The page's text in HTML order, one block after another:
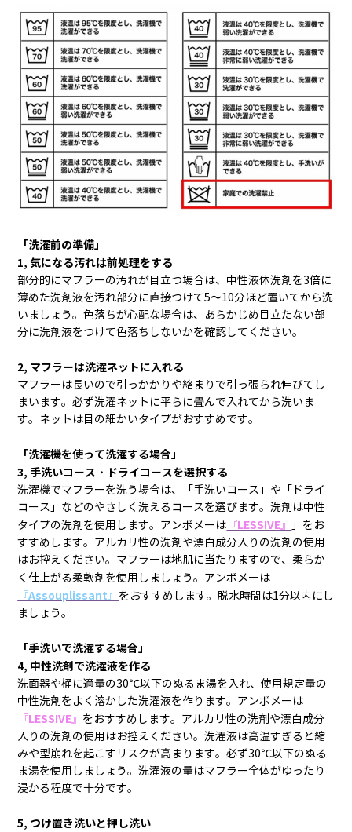
「洗濯前の準備」
1, 気になる汚れは前処理をする
部分的にマフラーの汚れが目立つ場合は、中性液体洗剤を3倍に
薄めた洗剤液を汚れ部分に直接つけて5〜10分ほど置いてから洗
いましょう。色落ちが心配な場合は、あらかじめ目立たない部
分に洗剤液をつけて色落ちしないかを確認してください。
2, マフラーは洗濯ネットに入れる
マフラーは長いので引っかかりや絡まりで引っ張られ伸びてし
まいます。必ず洗濯ネットに平らに畳んで入れてから洗いま
す。ネットは目の細かいタイプがおすすめです。
「洗濯機を使って洗濯する場合」
3, 手洗いコース・ドライコースを選択する
洗濯機でマフラーを洗う場合は、「手洗いコース」や「ドライ
コース」などのやさしく洗えるコースを選びます。洗剤は中性
タイプの洗剤を使用します。アンボメーは 『LESSIVE』 」をお
すすめします。アルカリ性の洗剤や漂白成分入りの洗剤の使用
はお控えください。マフラーは地肌に当たりますので、柔らか
く仕上がる柔軟剤を使用しましょう。アンボメーは
『Assouplissant』 をおすすめします。脱水時間は1分以内にし
ましょう。
「手洗いで洗濯する場合」
4, 中性洗剤で洗濯液を作る
洗面器や桶に適量の30℃以下のぬるま湯を入れ、使用規定量の
中性洗剤をよく溶かした洗濯液を作ります。アンボメーは
『LESSIVE』 をおすすめします。アルカリ性の洗剤や漂白成分
入りの洗剤の使用はお控えください。洗濯液は高温すぎると縮
みや型崩れを起こすリスクが高まります。必ず30℃以下のぬる
ま湯を使用しましょう。洗濯液の量はマフラー全体がゆったり
浸かる程度で十分です。
5, つけ置き洗いと押し洗い